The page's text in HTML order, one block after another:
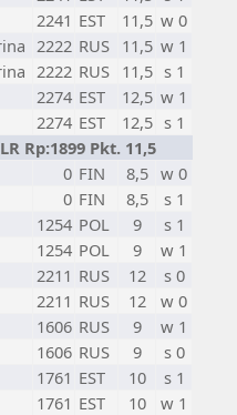
2241 EST 11,5 w 0
2222 RUS 11,5 w 1
2222 RUS 11,5 s 1
2274 EST 12,5 w 1
2274 EST 12,5 s 1
Rp:1899 Pkt. 11,5
0 FIN 8,5 w 0
0 FIN 8,5
s 1
1254 POL 9
s 1
1254 POL 9
w 1
2211 RUS 12
s 0
2211 RUS 12
w 0
1606 RUS 9
w 1
1606 RUS 9
s 0
1761 EST 10
s 1
1761 EST 10
w 1